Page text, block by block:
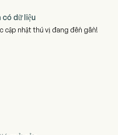
có dữ liệu
cập nhật thú vị đang đến gần!